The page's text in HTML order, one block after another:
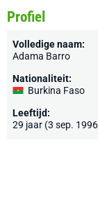
Profiel
Volledige naam:
Adama Barro
Nationaliteit:
Burkina Faso
Leeftijd:
29 jaar (3 sep.